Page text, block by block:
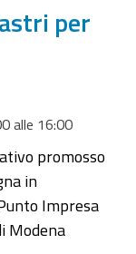
per
alle 16:00
promosso
in
Impresa
Modena